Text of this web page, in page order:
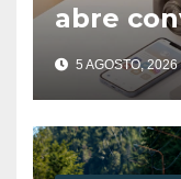
abre
cubrir el
Medios
5 AGOSTO, 2026